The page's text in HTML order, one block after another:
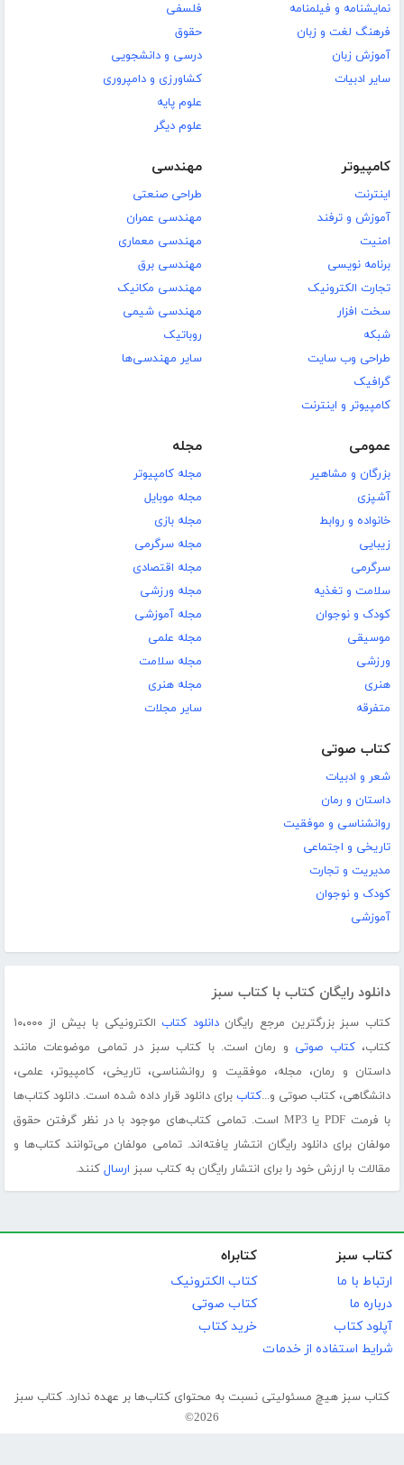
نمایشنامه و فیلمنامه
فرهنگ لغت و زبان
آموزش زبان
سایر ادبیات
فلسفی
حقوق
درسی و دانشجویی
کشاورزی و دامپروری
علوم پایه
علوم دیگر
کامپیوتر
اینترنت
آموزش و ترفند
امنیت
برنامه نویسی
تجارت الکترونیک
سخت افزار
شبکه
طراحی وب سایت
گرافیک
کامپیوتر و اینترنت
مهندسی
طراحی صنعتی
مهندسی عمران
مهندسی معماری
مهندسی برق
مهندسی مکانیک
مهندسی شیمی
روباتیک
سایر مهندسی‌ها
عمومی
بزرگان و مشاهیر
آشپزی
خانواده و روابط
زیبایی
سرگرمی
سلامت و تغذیه
کودک و نوجوان
موسیقی
ورزشی
هنری
متفرقه
مجله
مجله کامپیوتر
مجله موبایل
مجله بازی
مجله سرگرمی
مجله اقتصادی
مجله ورزشی
مجله آموزشی
مجله علمی
مجله سلامت
مجله هنری
سایر مجلات
کتاب صوتی
شعر و ادبیات
داستان و رمان
روانشناسی و موفقیت
تاریخی و اجتماعی
مدیریت و تجارت
کودک و نوجوان
آموزشی
دانلود رایگان کتاب با کتاب سبز
کتاب سبز بزرگترین مرجع رایگاندانلود کتاب
الکترونیکی با بیش از ۱۰،۰۰۰
کتاب،کتاب صوتی و رمان است. با کتاب سبز در تمامی موضوعات مانند
داستان و رمان، مجله، موفقیت و روانشناسی، تاریخی، کامپیوتر، علمی،
دانشگاهی، کتاب صوتی و...کتاب برای دانلود قرار داده شده است. دانلود کتاب‌ها
با فرمت PDF یا MP3 است. تمامی کتاب‌های موجود با در نظر گرفتن حقوق
مولفان برای دانلود رایگان انتشار یافته‌اند. تمامی مولفان می‌توانند کتاب‌ها و
مقالات با ارزش خود را برای انتشار رایگان به کتاب سبز ارسال کنند.
کتاب سبز
ارتباط با ما
درباره ما
آپلود کتاب
شرایط استفاده از خدمات
کتابراه
کتاب الکترونیک
کتاب صوتی
خرید کتاب
کتاب سبز هیچ مسئولیتی نسبت به محتوای کتاب‌ها بر عهده ندارد. کتاب سبز
2026©